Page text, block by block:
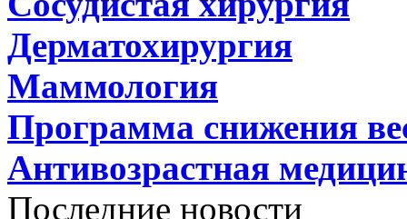
Дерматохирургия
Маммология
Программа снижения
Антивозрастная
Последние новости